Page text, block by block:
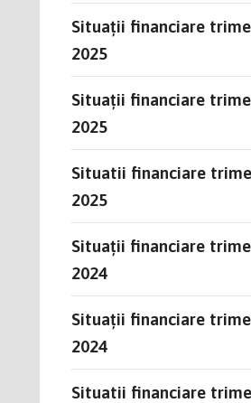
Situații financiare
2025
Situații financiare
2025
Situatii financiare
2025
Situații financiare
2024
Situații financiare
2024
Situatii financiare